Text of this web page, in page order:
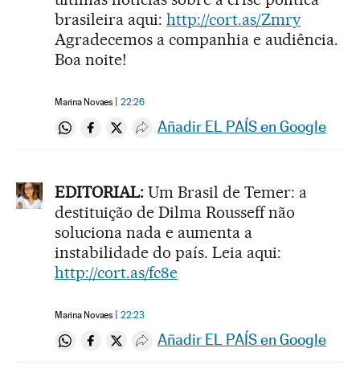
brasileira aqui: http://cort.as/Zmry
Agradecemos a companhia e audiência.
Boa noite!
Marina Novaes 22:26
Compartir en Whatsapp
Compartir en Facebook
Compartir en Twitter
Desplegar Redes Sociales
Añadir EL PAÍS en Google
EDITORIAL: Um Brasil de Temer: a
destituição de Dilma Rousseff não
soluciona nada e aumenta a
instabilidade do país. Leia aqui:
http://cort.as/fc8e
Marina Novaes 22:23
Compartir en Whatsapp
Compartir en Facebook
Compartir en Twitter
Desplegar Redes Sociales
Añadir EL PAÍS en Google